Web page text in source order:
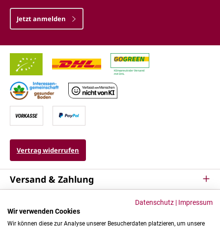
Jetzt anmelden
Vertrag widerrufen
Versand & Zahlung
Kontakt & Mehr
Datenschutz | Impressum
Wir verwenden Cookies
Wir können diese zur Analyse unserer Besucherdaten platzieren, um unsere